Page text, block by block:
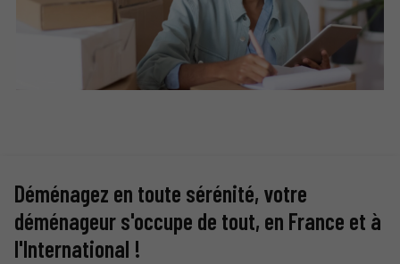
Déménagez en toute sérénité, votre
déménageur s'occupe de tout, en France et à
l'International !